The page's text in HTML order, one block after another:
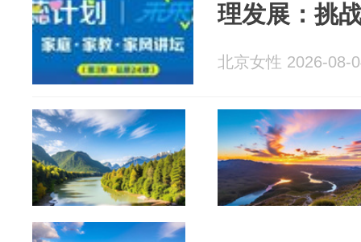
理发展：挑
北京女性 2026-08-